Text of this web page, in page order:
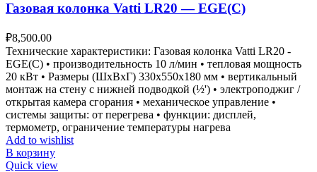
Газовая колонка Vatti LR20 — EGE(C)
₽8,500.00
Технические характеристики: Газовая колонка Vatti LR20 -
EGE(C) • производительность 10 л/мин • тепловая мощность
20 кВт • Размеры (ШxВxГ) 330x550x180 мм • вертикальный
монтаж на стену с нижней подводкой (½') • электроподжиг /
открытая камера сгорания • механическое управление •
системы защиты: от перегрева • функции: дисплей,
термометр, ограничение температуры нагрева
Add to wishlist
В корзину
Quick view